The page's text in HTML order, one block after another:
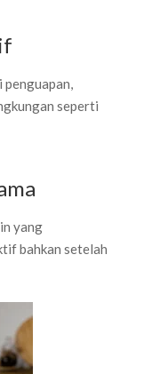
seperti
yang
bahkan setelah